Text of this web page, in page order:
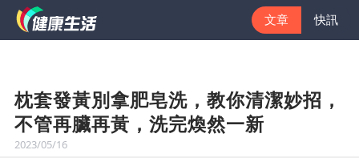
文章 快訊
枕套發黃別拿肥皂洗，教你清潔妙招，
不管再臟再黃，洗完煥然一新
2023/05/16